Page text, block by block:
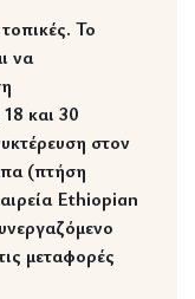
Το
να
και 30
στον
(πτήση
Ethiopian
μεταφορές